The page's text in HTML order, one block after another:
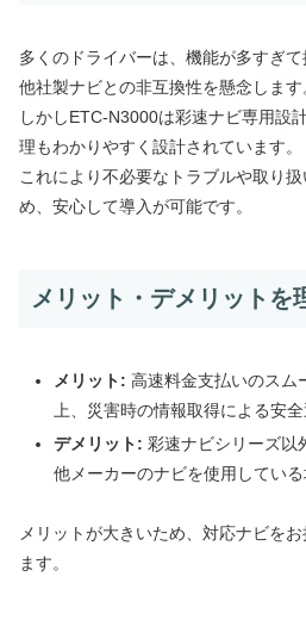
多くのドライバーは、機能が多すぎて
他社製ナビとの非互換性を懸念します
しかしETC-N3000は彩速ナビ専用設
理もわかりやすく設計されています。
これにより不必要なトラブルや取り
め、安心して導入が可能です。
メリット・デメリットを
メリット: 高速料金支払いのスム
上、災害時の情報取得による安
デメリット: 彩速ナビシリーズ以
他メーカーのナビを使用してい
メリットが大きいため、対応ナビを
ます。